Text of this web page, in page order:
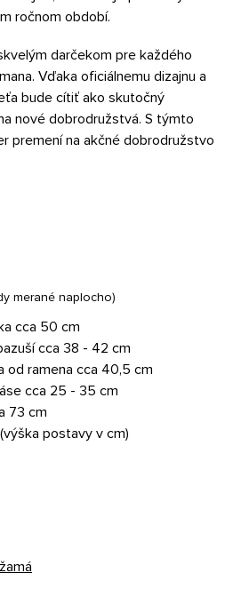
ročnom období.
darčekom pre každého
Vďaka oficiálnemu dizajnu a
bude cítiť ako skutočný
nové dobrodružstvá. S týmto
premení na akčné dobrodružstvo
merané naplocho)
cca 50 cm
cca 38 - 42 cm
od ramena cca 40,5 cm
cca 25 - 35 cm
73 cm
postavy v cm)